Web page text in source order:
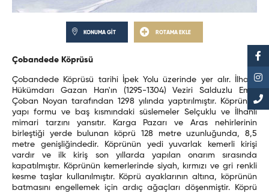
KONUMA GİT ROTAMA EKLE
Çobandede Köprüsü
Çobandede Köprüsü tarihi İpek Yolu üzerinde yer alır. İlhanlı
Hükümdarı Gazan Han'ın (1295-1304) Veziri Salduzlu Emiri
Çoban Noyan tarafından 1298 yılında yaptırılmıştır. Köprünün
yapı formu ve baş kısmındaki süslemeler Selçuklu ve İlhanlı
mimari tarzını yansıtır. Karga Pazarı ve Aras nehirlerinin
birleştiği yerde bulunan köprü 128 metre uzunluğunda, 8,5
metre genişliğindedir. Köprünün yedi yuvarlak kemerli kirişi
vardır ve ilk kiriş son yıllarda yapılan onarım sırasında
kapatılmıştır. Köprünün kemerlerinde siyah, kırmızı ve gri renkli
kesme taşlar kullanılmıştır. Köprü ayaklarının altına, köprünün
batmasını engellemek için ardıç ağaçları döşenmiştir. Köprü